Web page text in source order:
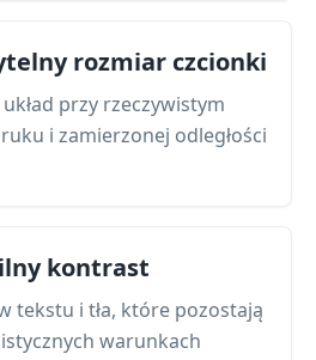
rozmiar czcionki
przy rzeczywistym
i zamierzonej odległości
kontrast
tekstu i tła, które pozostają
warunkach